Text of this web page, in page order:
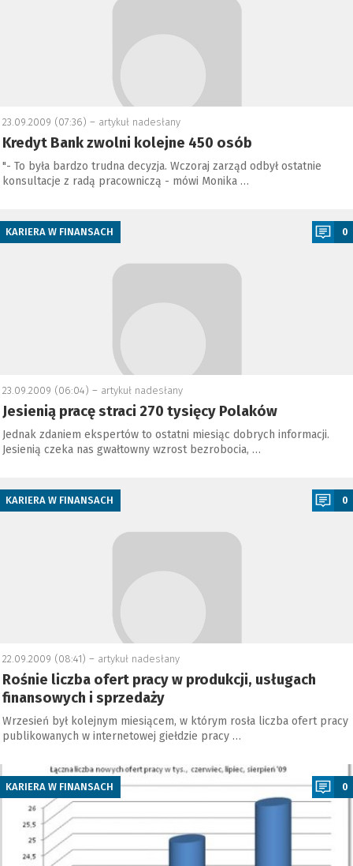
23.09.2009 (07:36) – artykuł nadesłany
Kredyt Bank zwolni kolejne 450 osób
"- To była bardzo trudna decyzja. Wczoraj zarząd odbył ostatnie
konsultacje z radą pracowniczą - mówi Monika …
KARIERA W FINANSACH 0
23.09.2009 (06:04) – artykuł nadesłany
Jesienią pracę straci 270 tysięcy Polaków
Jednak zdaniem ekspertów to ostatni miesiąc dobrych informacji.
Jesienią czeka nas gwałtowny wzrost bezrobocia, …
KARIERA W FINANSACH 0
22.09.2009 (08:41) – artykuł nadesłany
Rośnie liczba ofert pracy w produkcji, usługach
finansowych i sprzedaży
Wrzesień był kolejnym miesiącem, w którym rosła liczba ofert pracy
publikowanych w internetowej giełdzie pracy …
KARIERA W FINANSACH 0